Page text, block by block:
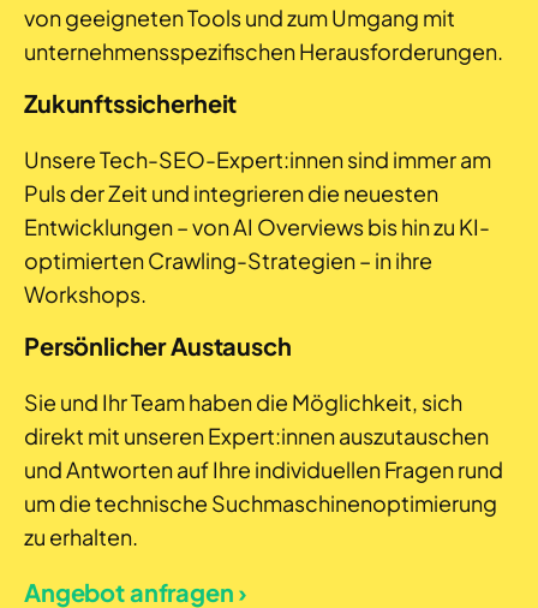
von geeigneten Tools und zum Umgang mit
unternehmensspezifischen Herausforderungen.
Zukunftssicherheit
Unsere Tech-SEO-Expert:innen sind immer am
Puls der Zeit und integrieren die neuesten
Entwicklungen – von AI Overviews bis hin zu KI-
optimierten Crawling-Strategien – in ihre
Workshops.
Persönlicher Austausch
Sie und Ihr Team haben die Möglichkeit, sich
direkt mit unseren Expert:innen auszutauschen
und Antworten auf Ihre individuellen Fragen rund
um die technische Suchmaschinenoptimierung
zu erhalten.
Angebot anfragen ›